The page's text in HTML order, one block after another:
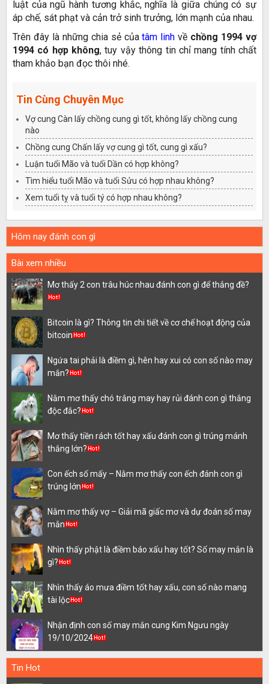
luật của ngũ hành tương khắc, nghĩa là giữa chúng có sự
áp chế, sát phạt và cản trở sinh trưởng, lớn mạnh của nhau.
Trên đây là những chia sẻ củatâm linh về chồng 1994 vợ
1994 có hợp không, tuy vậy thông tin chỉ mang tính chất
tham khảo bạn đọc thôi nhé.
Tin Cùng Chuyên Mục
Vợ cung Càn lấy chồng cung gì tốt, không lấy chồng cung
nào
Chồng cung Chấn lấy vợ cung gì tốt, cung gì xấu?
Luận tuổi Mão và tuổi Dần có hợp không?
Tìm hiểu tuổi Mão và tuổi Sửu có hợp nhau không?
Xem tuổi tỵ và tuổi tý có hợp nhau không?
Hôm nay đánh con gì
Bài xem nhiều
Mơ thấy 2 con trâu húc nhau đánh con gì để thắng đề?
Bitcoin là gì? Thông tin chi tiết về cơ chế hoạt động của
bitcoin
Ngứa tai phải là điềm gì, hên hay xui có con số nào may
mắn?
Nằm mơ thấy chó trắng may hay rủi đánh con gì thắng
độc đắc?
Mơ thấy tiền rách tốt hay xấu đánh con gì trúng mánh
thắng lớn?
Con ếch số mấy – Nằm mơ thấy con ếch đánh con gì
trúng lớn
Nằm mơ thấy vợ – Giải mã giấc mơ và dự đoán số may
mắn
Nhìn thấy phật là điềm báo xấu hay tốt? Số may mắn là
gì?
Nhìn thấy áo mưa điềm tốt hay xấu, con số nào mang
tài lộc
Nhận định con số may mắn cung Kim Ngưu ngày
19/10/2024
Tin Hot